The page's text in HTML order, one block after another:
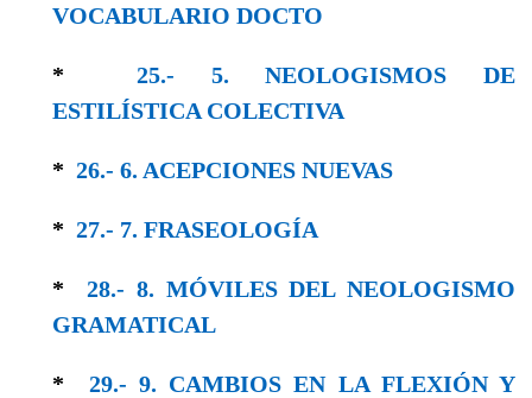
VOCABULARIO DOCTO
*25.- 5. NEOLOGISMOS DE
ESTILÍSTICA COLEC­TIVA
* 26.- 6. ACEPCIONES NUEVAS
* 27.- 7. FRASEOLOGÍA
*28.- 8. MÓVILES DEL NEOLOGISMO
GRAMA­TICAL
* 29.- 9. CAMBIOS EN LA FLEXIÓN Y